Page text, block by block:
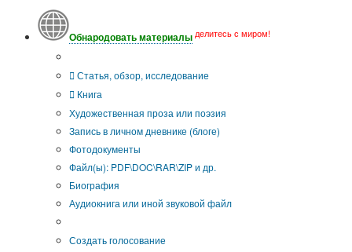
Обнародовать материалы делитесь с миром!
Статья, обзор, исследование
Книга
Художественная проза или поэзия
Запись в личном дневнике (блоге)
Фотодокументы
Файл(ы): PDF\DOC\RAR\ZIP и др.
Биография
Аудиокнига или иной звуковой файл
Создать голосование